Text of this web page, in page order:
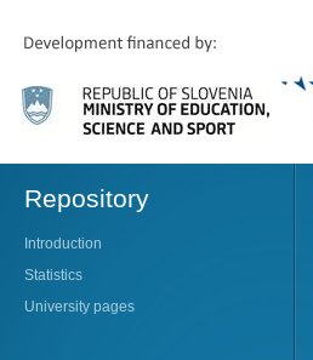
Repository
Introduction
Statistics
University pages